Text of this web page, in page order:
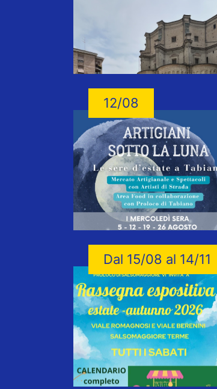
12/08
Dal 15/08 al 14/11